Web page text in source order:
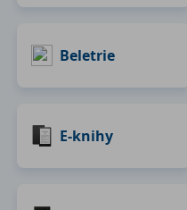
Beletrie
E-knihy